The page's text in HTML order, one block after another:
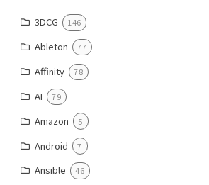
3DCG 146
Ableton 77
Affinity 78
AI 79
Amazon 5
Android 7
Ansible 46